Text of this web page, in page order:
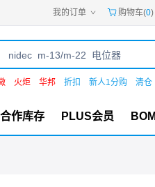
我的订单 购物车(0)
火炬 华邦 折扣 新人1分购 清仓
合作库存 PLUS会员